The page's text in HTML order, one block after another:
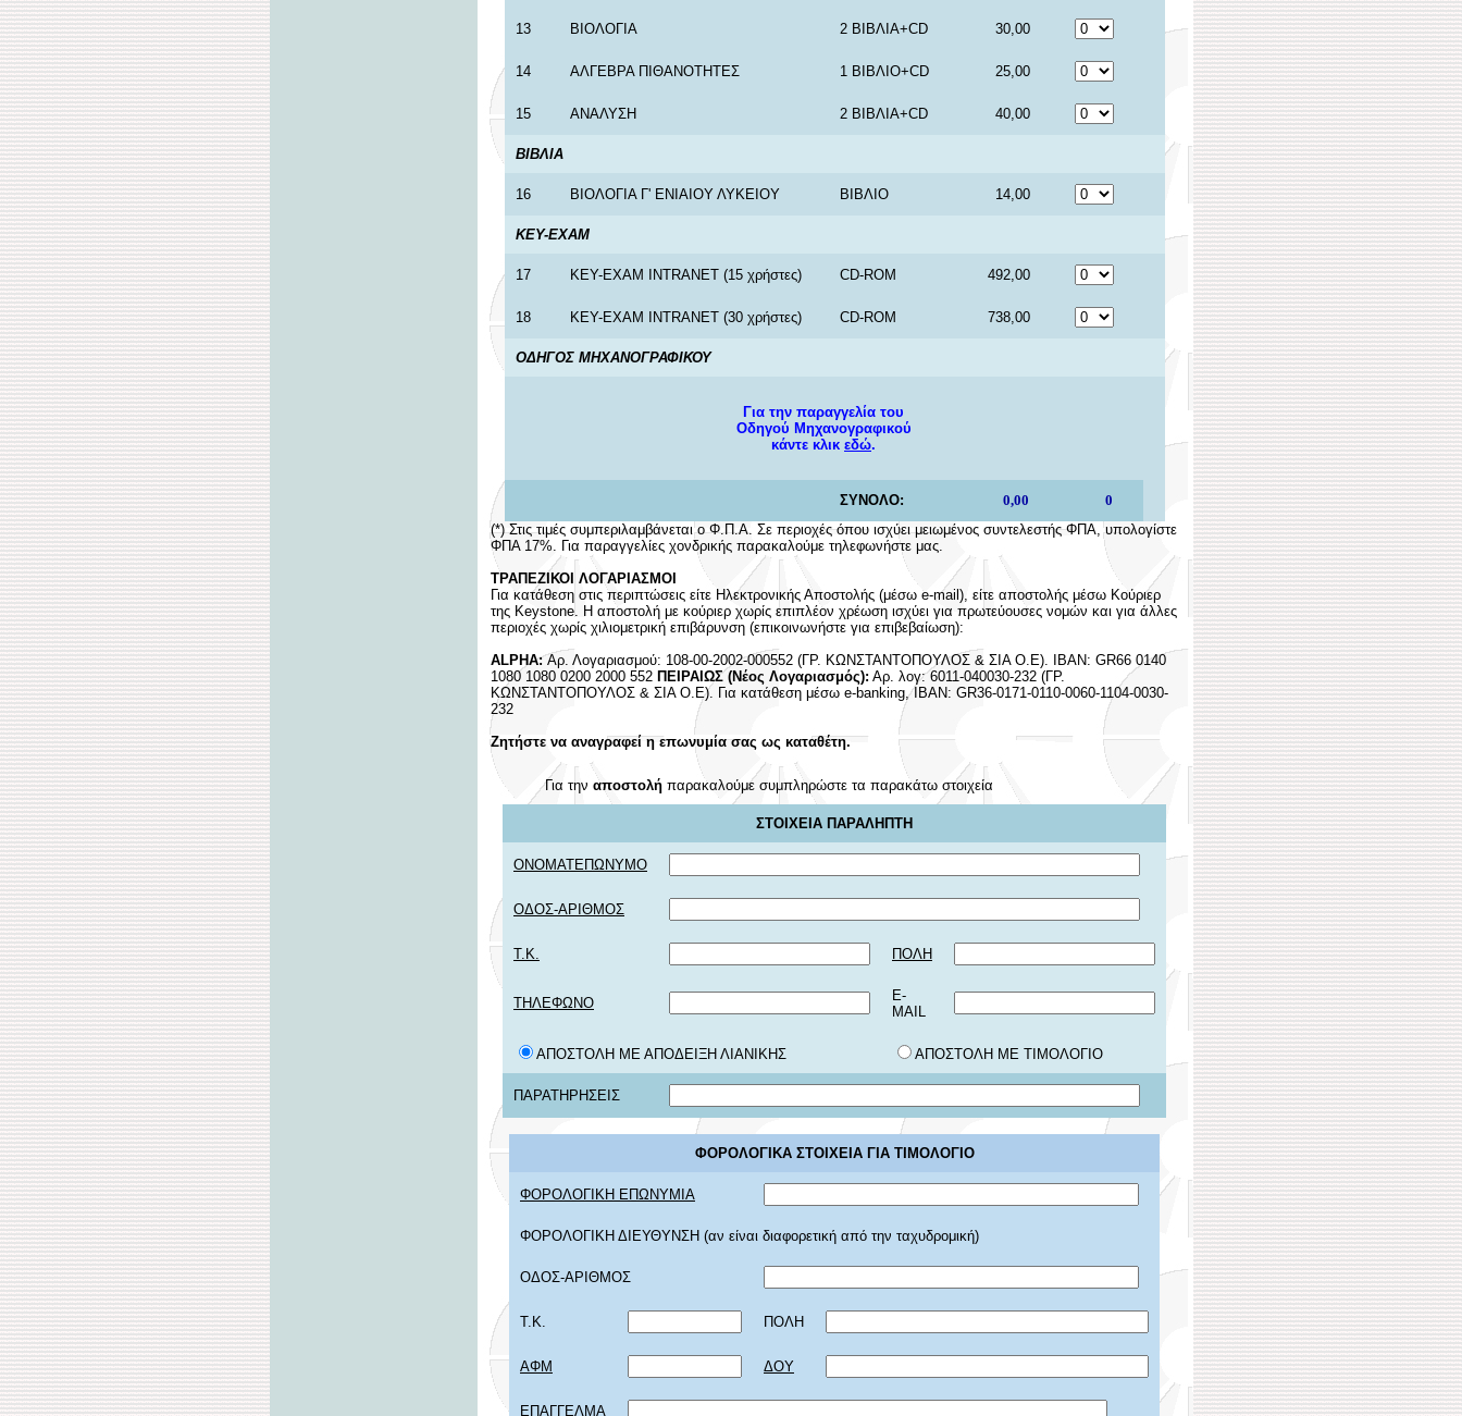
13 ΒΙΟΛΟΓΙΑ 2 ΒΙΒΛΙΑ+CD 30,00
14 ΑΛΓΕΒΡΑ ΠΙΘΑΝΟΤΗΤΕΣ 1 ΒΙΒΛΙΟ+CD 25,00
15 ΑΝΑΛΥΣΗ 2 ΒΙΒΛΙΑ+CD 40,00
ΒΙΒΛΙΑ
16 ΒΙΟΛΟΓΙΑ Γ' ΕΝΙΑΙΟΥ ΛΥΚΕΙΟΥ ΒΙΒΛΙΟ 14,00
KEY-EXAM
17 KEY-EXAM INTRANET (15 χρήστες) CD-ROM 492,00
18 KEY-EXAM INTRANET (30 χρήστες) CD-ROM 738,00
ΟΔΗΓΟΣ ΜΗΧΑΝΟΓΡΑΦΙΚΟΥ
Για την παραγγελία του
Οδηγού Μηχανογραφικού
κάντε κλικ εδώ.
ΣΥΝΟΛΟ:
(*) Στις τιμές συμπεριλαμβάνεται ο Φ.Π.Α. Σε περιοχές όπου ισχύει μειωμένος συντελεστής ΦΠΑ, υπολογίστε
ΦΠΑ 17%. Για παραγγελίες χονδρικής παρακαλούμε τηλεφωνήστε μας.
ΤΡΑΠΕΖΙΚΟΙ ΛΟΓΑΡΙΑΣΜΟΙ
Για κατάθεση στις περιπτώσεις είτε Ηλεκτρονικής Αποστολής (μέσω e-mail), είτε αποστολής μέσω Κούριερ
της Keystone. Η αποστολή με κούριερ χωρίς επιπλέον χρέωση ισχύει για πρωτεύουσες νομών και για άλλες
περιοχές χωρίς χιλιομετρική επιβάρυνση (επικοινωνήστε για επιβεβαίωση):
ALPHA:Αρ. Λογαριασμού: 108-00-2002-000552 (ΓΡ. ΚΩΝΣΤΑΝΤΟΠΟΥΛΟΣ & ΣΙΑ Ο.Ε). IBAN: GR66 0140
1080 1080 0200 2000 552 ΠΕΙΡΑΙΩΣ (Νέος Λογαριασμός): Αρ. λογ: 6011-040030-232 (ΓΡ.
ΚΩΝΣΤΑΝΤΟΠΟΥΛΟΣ & ΣΙΑ Ο.Ε). Για κατάθεση μέσω e-banking, IBAN: GR36-0171-0110-0060-1104-0030-
232
Ζητήστε να αναγραφεί η επωνυμία σας ως καταθέτη.
Για την αποστολήπαρακαλούμε συμπληρώστε τα παρακάτω στοιχεία
ΣΤΟΙΧΕΙΑ ΠΑΡΑΛΗΠΤΗ
ΟΝΟΜΑΤΕΠΩΝΥΜΟ
ΟΔΟΣ-ΑΡΙΘΜΟΣ
Τ.Κ. ΠΟΛΗ
ΤΗΛΕΦΩΝΟ
E-
MAIL
ΑΠΟΣΤΟΛΗ ΜΕ ΑΠΟΔΕΙΞΗ ΛΙΑΝΙΚΗΣ ΑΠΟΣΤΟΛΗ ΜΕ ΤΙΜΟΛΟΓΙΟ
ΠΑΡΑΤΗΡΗΣΕΙΣ
ΦΟΡΟΛΟΓΙΚΑ ΣΤΟΙΧΕΙΑ ΓΙΑ ΤΙΜΟΛΟΓΙΟ
ΦΟΡΟΛΟΓΙΚΗ ΕΠΩΝΥΜΙΑ
ΦΟΡΟΛΟΓΙΚΗ ΔΙΕΥΘΥΝΣΗ (αν είναι διαφορετική από την ταχυδρομική)
ΟΔΟΣ-ΑΡΙΘΜΟΣ
Τ.Κ. ΠΟΛΗ
ΑΦΜ ΔΟΥ
ΕΠΑΓΓΕΛΜΑ